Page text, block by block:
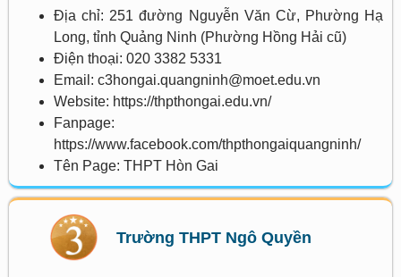
Địa chỉ: 251 đường Nguyễn Văn Cừ, Phường Hạ
Long, tỉnh Quảng Ninh (Phường Hồng Hải cũ)
Điện thoại: 020 3382 5331
Email: c3hongai.quangninh@moet.edu.vn
Website: https://thpthongai.edu.vn/
Fanpage:
https://www.facebook.com/thpthongaiquangninh/
Tên Page: THPT Hòn Gai
Trường THPT Ngô Quyền